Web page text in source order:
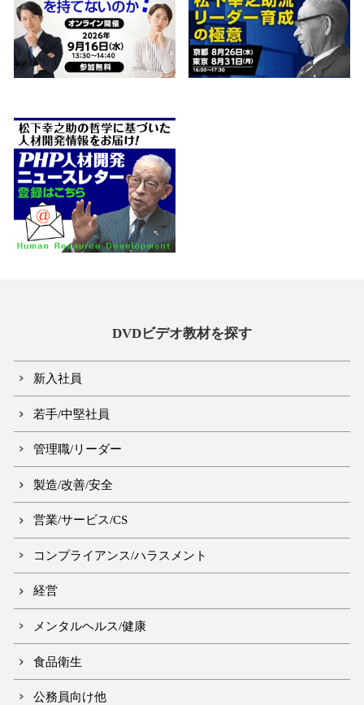
DVDビデオ教材を探す
新入社員
若手/中堅社員
管理職/リーダー
製造/改善/安全
営業/サービス/CS
コンプライアンス/ハラスメント
経営
メンタルヘルス/健康
食品衛生
公務員向け他